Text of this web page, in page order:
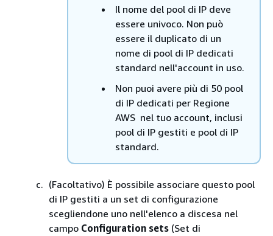
Il nome del pool di IP deve
essere univoco. Non può
essere il duplicato di un
nome di pool di IP dedicati
standard nell'account in uso.
Non puoi avere più di 50 pool
di IP dedicati per Regione
AWS nel tuo account, inclusi
pool di IP gestiti e pool di IP
standard.
(Facoltativo) È possibile associare questo pool
di IP gestiti a un set di configurazione
scegliendone uno nell'elenco a discesa nel
campo Configuration sets (Set di